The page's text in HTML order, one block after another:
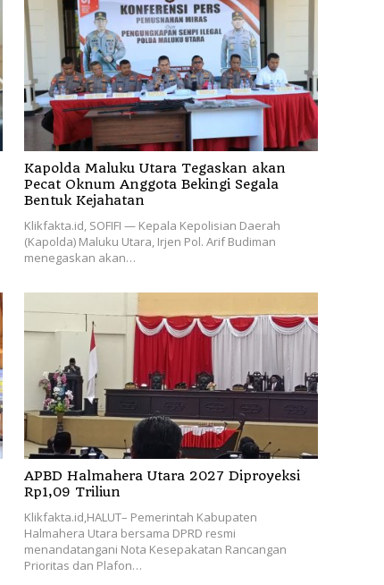
Kapolda Maluku Utara Tegaskan akan
Pecat Oknum Anggota Bekingi Segala
Bentuk Kejahatan
Klikfakta.id, SOFIFI — Kepala Kepolisian Daerah
(Kapolda) Maluku Utara, Irjen Pol. Arif Budiman
menegaskan akan…
APBD Halmahera Utara 2027 Diproyeksi
Rp1,09 Triliun
Klikfakta.id,HALUT– Pemerintah Kabupaten
Halmahera Utara bersama DPRD resmi
menandatangani Nota Kesepakatan Rancangan
Prioritas dan Plafon…